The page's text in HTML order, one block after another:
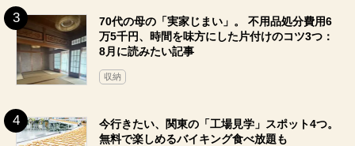
70代の母の「実家じまい」。 不用品処分費用6
万5千円、時間を味方にした片付けのコツ3つ：
8月に読みたい記事
収納
今行きたい、関東の「工場見学」スポット4つ。
無料で楽しめるバイキング食べ放題も